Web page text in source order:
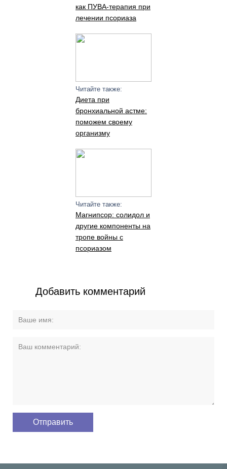
как ПУВА-терапия при
лечении псориаза
Читайте также:
Диета при
бронхиальной астме:
поможем своему
организму
Читайте также:
Магнипсор: солидол и
другие компоненты на
тропе войны с
псориазом
Добавить комментарий